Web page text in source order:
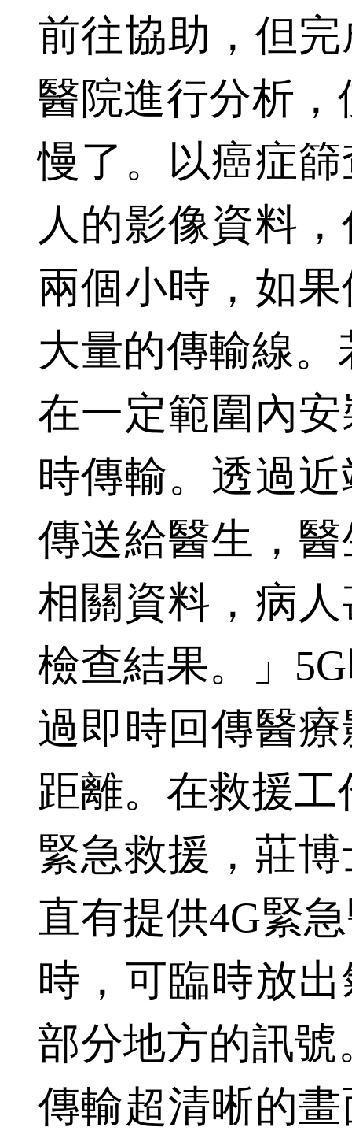
前往協助，但
醫院進行分析，
慢了。以癌症
人的影像資料
兩個小時，如
大量的傳輸線
在一定範圍內
時傳輸。透過
傳送給醫生，
相關資料，病
檢查結果。」
過即時回傳醫
距離。在救援
緊急救援，莊
直有提供4G緊
時，可臨時放
部分地方的訊號
傳輸超清晰的